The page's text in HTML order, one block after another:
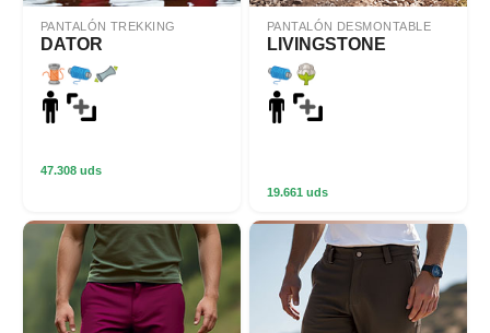
PANTALÓN TREKKING
DATOR
47.308 uds
PANTALÓN DESMONTABLE
LIVINGSTONE
19.661 uds